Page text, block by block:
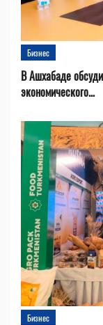
Бизнес
В Ашхабаде
экономического...
Бизнес